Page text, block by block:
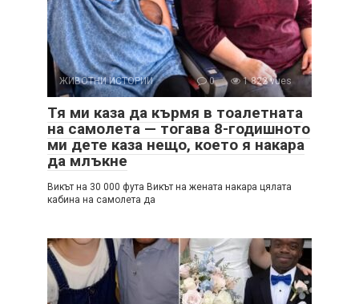
ЖИВОТНИ ИСТОРИИ 0 1 822 vues
Тя ми каза да кърмя в тоалетната
на самолета — тогава 8-годишното
ми дете каза нещо, което я накара
да млъкне
Викът на 30 000 фута Викът на жената накара цялата
кабина на самолета да